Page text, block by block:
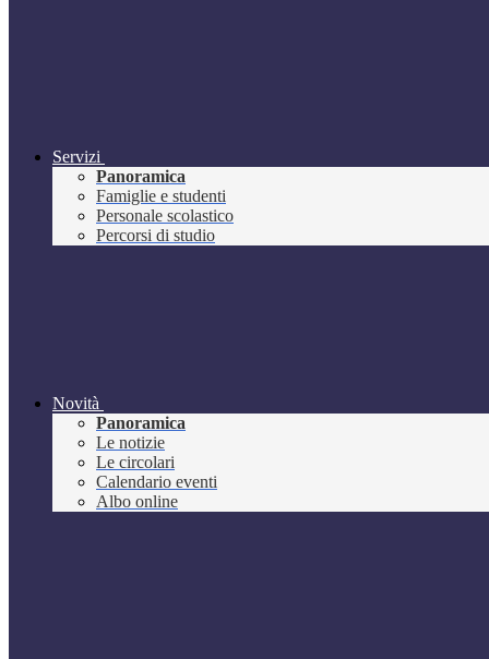
Servizi
Panoramica
Famiglie e studenti
Personale scolastico
Percorsi di studio
Novità
Panoramica
Le notizie
Le circolari
Calendario eventi
Albo online